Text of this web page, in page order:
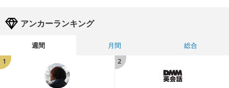
アンカーランキング
週間 月間
総合
1
2